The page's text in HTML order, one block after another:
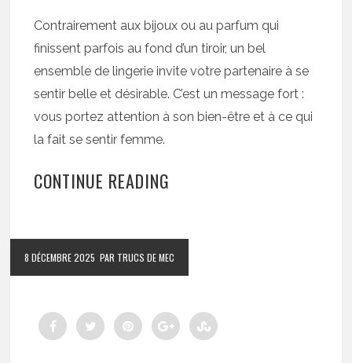
Contrairement aux bijoux ou au parfum qui
finissent parfois au fond d’un tiroir, un bel
ensemble de lingerie invite votre partenaire à se
sentir belle et désirable. C’est un message fort :
vous portez attention à son bien-être et à ce qui
la fait se sentir femme.
CONTINUE READING
8 DÉCEMBRE 2025 PAR TRUCS DE MEC